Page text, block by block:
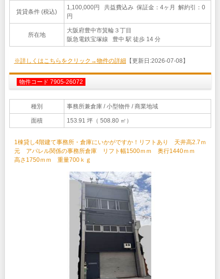
賃貸条件 (税込)
1,100,000円 共益費込み 保証金：4ヶ月 解約引：0
円
所在地
大阪府豊中市箕輪３丁目
阪急電鉄宝塚線 豊中 駅 徒歩 14 分
※詳しくはこちらをクリック→物件の詳細 【更新日:2026-07-08】
物件コード 7905-26072
種別 事務所兼倉庫 / 小型物件 / 商業地域
面積 153.91 坪（ 508.80 ㎡）
1棟貸し4階建て事務所・倉庫にいかがですか！リフトあり 天井高2.7ｍ
元 アパレル関係の事務所倉庫 リフト幅1500ｍｍ 奥行1440ｍｍ
高さ1750ｍｍ 重量700ｋｇ